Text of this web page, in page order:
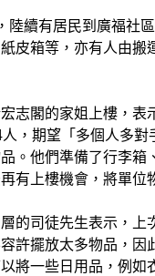
陸續有居民到廣福社
皮箱等，亦有人由搬
志閣的家姐上樓，表
，期望「多個人多對
。他們準備了行李箱
有上樓機會，將單位
的司徒先生表示，上
許擺放太多物品，因
將一些日用品，例如